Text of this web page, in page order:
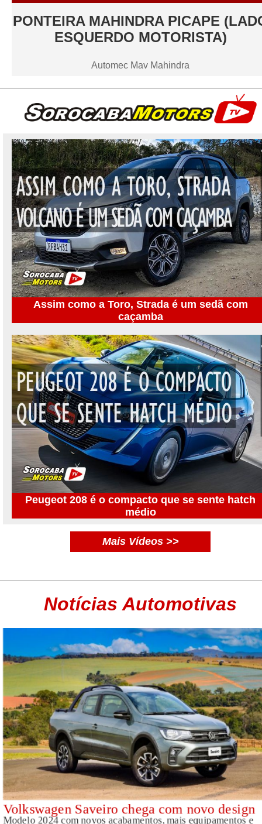
PONTEIRA MAHINDRA PICAPE
ESQUERDO MOTORISTA)
Automec Mav Mahindra
Assim como a Toro, Strada é um sedã com
caçamba
Peugeot 208 é o compacto que se sente hatch
médio
Mais Vídeos >>
Notícias Automotivas